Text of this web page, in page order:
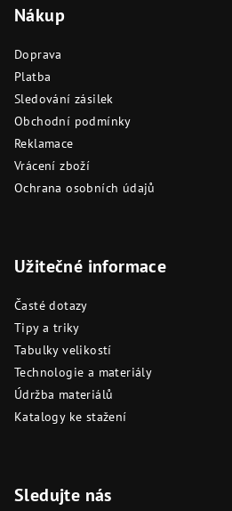
Nákup
Doprava
Platba
Sledování zásilek
Obchodní podmínky
Reklamace
Vrácení zboží
Ochrana osobních údajů
Užitečné informace
Časté dotazy
Tipy a triky
Tabulky velikostí
Technologie a materiály
Údržba materiálů
Katalogy ke stažení
Sledujte nás